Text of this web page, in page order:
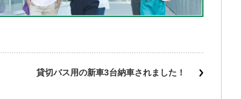
貸切バス用の新車3台納車されました！